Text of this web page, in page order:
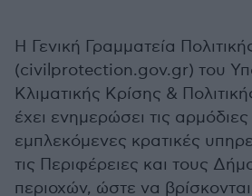
Η Γενική Γραμματεία
(civilprotection.gov.gr) του
Κλιματικής Κρίσης &
έχει ενημερώσει τις
εμπλεκόμενες κρατικές
τις Περιφέρειες και τους
περιοχών, ώστε να